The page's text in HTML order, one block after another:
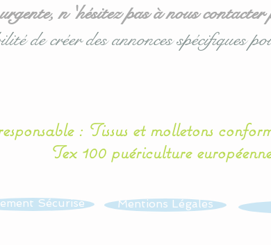
n 'hésitez pas à nous contacter
de créer des annonces spécifiques
: Tissus et molletons
Tex 100 puériculture
Sécurisé Mentions Légales